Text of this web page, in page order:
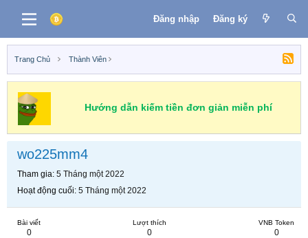
Đăng nhập Đăng ký
Trang Chủ Thành Viên
Hướng dẫn kiếm tiền đơn giản miễn phí
wo225mm4
Tham gia 5 Tháng một 2022
Hoạt động cuối 5 Tháng một 2022
Bài viết
0
Lượt thích
0
VNB Token
0